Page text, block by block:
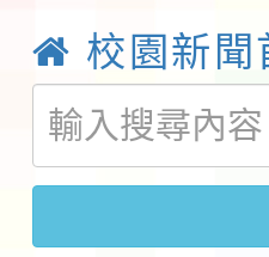
程
函轉國
鎮韌性
速演練
「115年
法」
本校115
第3次招
檢送「
校園新聞